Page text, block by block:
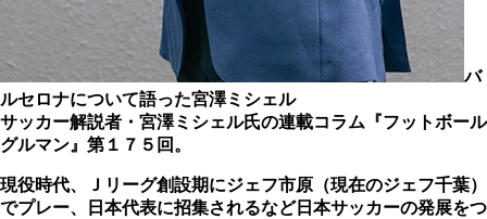
バ
ルセロナについて語った宮澤ミシェル
サッカー解説者・宮澤ミシェル氏の連載コラム『フットボール
グルマン』第１７５回。
現役時代、Ｊリーグ創設期にジェフ市原（現在のジェフ千葉）
でプレー、日本代表に招集されるなど日本サッカーの発展をつ